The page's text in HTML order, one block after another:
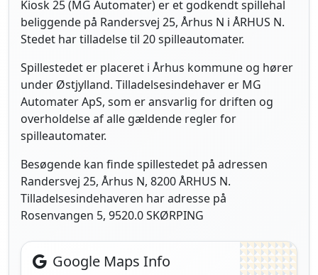
Kiosk 25 (MG Automater) er et godkendt spillehal
beliggende på Randersvej 25, Århus N i ÅRHUS N.
Stedet har tilladelse til 20 spilleautomater.
Spillestedet er placeret i Århus kommune og hører
under Østjylland. Tilladelsesindehaver er MG
Automater ApS, som er ansvarlig for driften og
overholdelse af alle gældende regler for
spilleautomater.
Besøgende kan finde spillestedet på adressen
Randersvej 25, Århus N, 8200 ÅRHUS N.
Tilladelsesindehaveren har adresse på
Rosenvangen 5, 9520.0 SKØRPING
Google Maps Info